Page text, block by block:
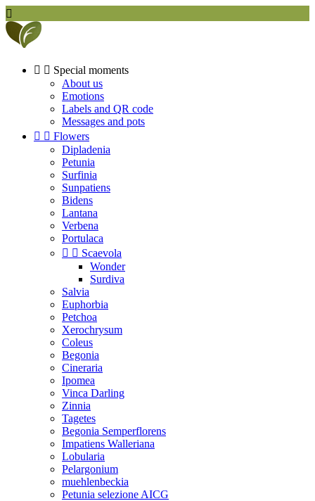

  Special moments
About us
Emotions
Labels and QR code
Messages and pots
  Flowers
Dipladenia
Petunia
Surfinia
Sunpatiens
Bidens
Lantana
Verbena
Portulaca
  Scaevola
Wonder
Surdiva
Salvia
Euphorbia
Petchoa
Xerochrysum
Coleus
Begonia
Cineraria
Ipomea
Vinca Darling
Zinnia
Tagetes
Begonia Semperflorens
Impatiens Walleriana
Lobularia
Pelargonium
muehlenbeckia
Petunia selezione AICG